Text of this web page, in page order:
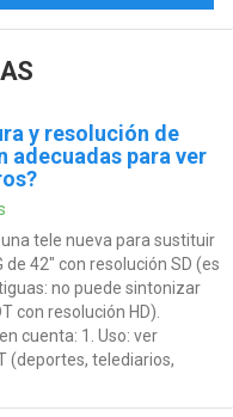
y resolución de
adecuadas para ver
tele nueva para sustituir
de 42" con resolución SD (es
no puede sintonizar
con resolución HD).
cuenta: 1. Uso: ver
(deportes, telediarios,